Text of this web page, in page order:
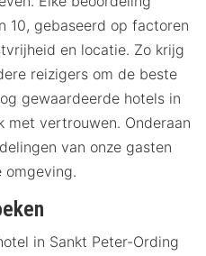
10, gebaseerd op factoren
en locatie. Zo krijg
reizigers om de beste
gewaardeerde hotels in
met vertrouwen. Onderaan
van onze gasten
omgeving.
in Sankt Peter-Ording